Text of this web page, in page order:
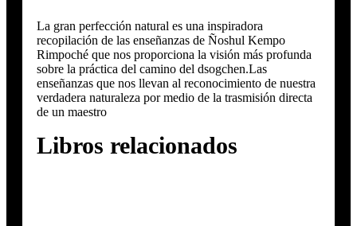
La gran perfección natural es una inspiradora
recopilación de las enseñanzas de Ñoshul Kempo
Rimpoché que nos proporciona la visión más profunda
sobre la práctica del camino del dsogchen.Las
enseñanzas que nos llevan al reconocimiento de nuestra
verdadera naturaleza por medio de la trasmisión directa
de un maestro
Libros relacionados